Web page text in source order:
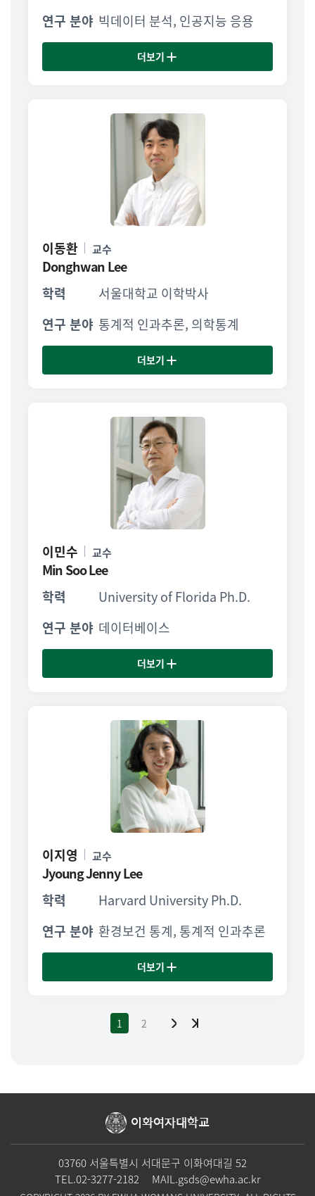
연구 분야 빅데이터 분석, 인공지능 응용
더보기
이동환 교수
Donghwan Lee
학력
서울대학교 이학박사
연구 분야 통계적 인과추론, 의학통계
더보기
이민수 교수
Min Soo Lee
학력
University of Florida Ph.D.
연구 분야 데이터베이스
더보기
이지영 교수
Jyoung Jenny Lee
학력
Harvard University Ph.D.
연구 분야 환경보건 통계, 통계적 인과추론
더보기
1 2
이화여자대학교
03760 서울특별시 서대문구 이화여대길 52
TEL.02-3277-2182 MAIL.gsds@ewha.ac.kr